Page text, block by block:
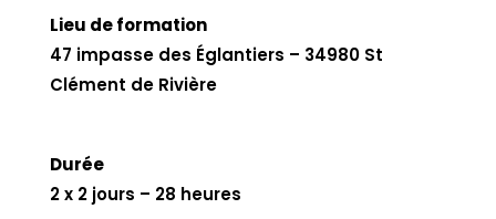
Lieu de formation
47 impasse des Églantiers – 34980 St
Clément de Rivière
Durée
2 x 2 jours – 28 heures